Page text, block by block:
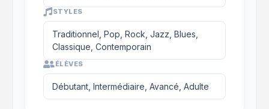
STYLES
Traditionnel, Pop, Rock, Jazz, Blues,
Classique, Contemporain
ÉLÈVES
Débutant, Intermédiaire, Avancé, Adulte